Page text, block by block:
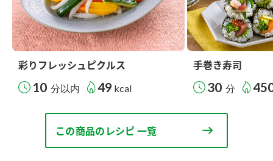
彩りフレッシュピクルス
10 分以内 49 kcal
手巻き寿司
30 分
この商品のレシピ 一覧